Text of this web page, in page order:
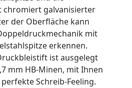
chromiert galvanisierter
der Oberfläche kann
mit
erkennen.
ist ausgelegt
mm HB-Minen, mit Ihnen
Schreib-Feeling.